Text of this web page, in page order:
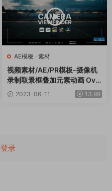
AE模板 · 素材
视频素材/AE/PR模板-摄像机
录制取景框叠加元素动画 Ove
rlays Camera Viewfinder
2023-06-11 13.99
登录